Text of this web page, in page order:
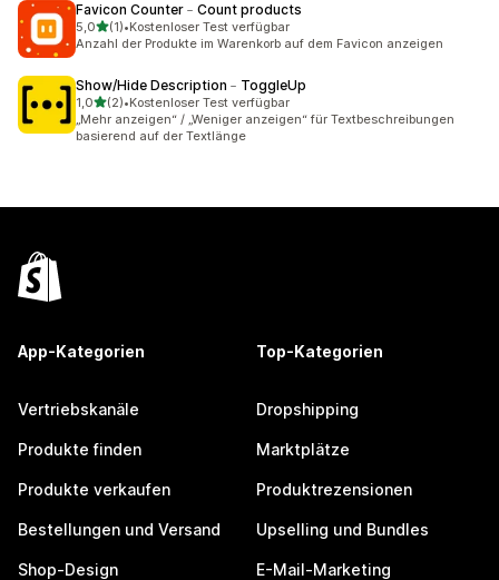
Favicon Counter﹣Count products
5,0von 5 Sternen
(1)
1 Rezensionen insgesamt
•Kostenloser Test verfügbar
Anzahl der Produkte im Warenkorb auf dem Favicon anzeigen
Show/Hide Description﹣ToggleUp
1,0von 5 Sternen
(2)
2 Rezensionen insgesamt
•Kostenloser Test verfügbar
„Mehr anzeigen“ / „Weniger anzeigen“ für Textbeschreibungen
basierend auf der Textlänge
App-Kategorien
Vertriebskanäle
Produkte finden
Produkte verkaufen
Bestellungen und Versand
Shop-Design
Top-Kategorien
Dropshipping
Marktplätze
Produktrezensionen
Upselling und Bundles
E-Mail-Marketing